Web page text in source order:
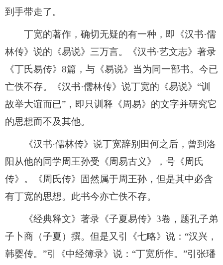
到手带走了。
丁宽的著作，确切无疑的有一种，即《汉书·儒
林传》说的《易说》三万言。《汉书·艺文志》著录
《丁氏易传》8篇，与《易说》当为同一部书。今已
亡佚不存。《汉书·儒林传》说丁宽的《易说》“训
故举大谊而已”，即只训释《周易》的文字并研究它
的思想而不及其他。
《汉书·儒林传》说丁宽辞别田何之后，曾到洛
阳从他的同学周王孙受《周易古义》，号《周氏
传》。《周氏传》固然属于周王孙，但是其中必含
有丁宽的思想。此书今亦亡佚不存。
《经典释文》著录《子夏易传》3卷，题孔子弟
子卜商（子夏）撰。但是又引《七略》说：“汉兴，
韩婴传。”引《中经簿录》说：“丁宽所作。”引张璠